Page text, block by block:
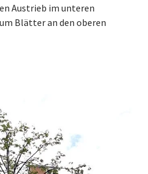
Austrieb im unteren
Blätter an den oberen